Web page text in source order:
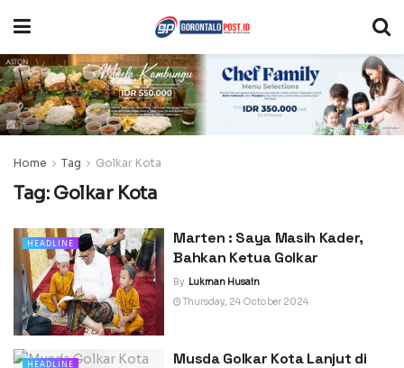
Home Tag Golkar Kota
Tag: Golkar Kota
HEADLINE
Marten : Saya Masih Kader,
Bahkan Ketua Golkar
By Lukman Husain
Thursday, 24 October 2024
HEADLINE
Musda Golkar Kota Lanjut di